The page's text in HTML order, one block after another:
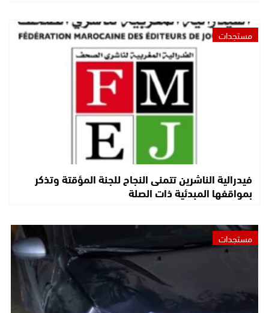
مستجدات
فيدرالية الناشرين تتمنى النجاح للجنة المؤقتة وتذكر
بمواقفها المبدئية ذات الصلة
مستجدات